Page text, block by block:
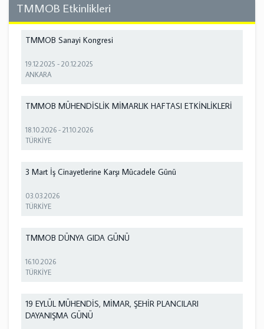
TMMOB Etkinlikleri
TMMOB Sanayi Kongresi
19.12.2025 -20.12.2025
ANKARA
TMMOB MÜHENDİSLİK MİMARLIK HAFTASI ETKİNLİKLERİ
18.10.2026 -21.10.2026
TÜRKİYE
3 Mart İş Cinayetlerine Karşı Mücadele Günü
03.03.2026
TÜRKİYE
TMMOB DÜNYA GIDA GÜNÜ
16.10.2026
TÜRKİYE
19 EYLÜL MÜHENDİS, MİMAR, ŞEHİR PLANCILARI
DAYANIŞMA GÜNÜ